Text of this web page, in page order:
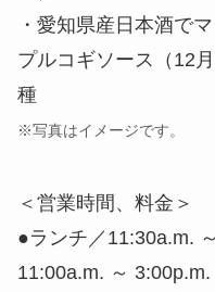
・愛知県産日本酒で
プルコギソース（12
種
※写真はイメージです。
＜営業時間、料金＞
●ランチ／11:30a.m.
11:00a.m. ～ 3:00p.m.